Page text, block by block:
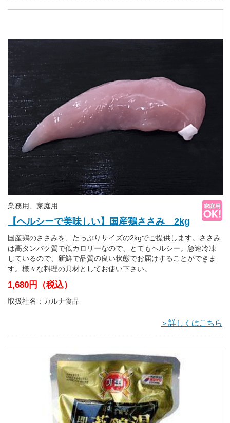
業務用、家庭用
【ヘルシーで美味しい】国産鶏ささみ 2kg
国産鶏のささみを、たっぷりサイズの2kgでご提供します。ささみ
は高タンパク質で低カロリーなので、とてもヘルシー。急速冷凍
しているので、新鮮で品質の良い状態でお届けすることができま
す。様々な料理の具材としてお使い下さい。
1,680円（税込）
取扱社名：カルナ食品
＞詳しくはこちら